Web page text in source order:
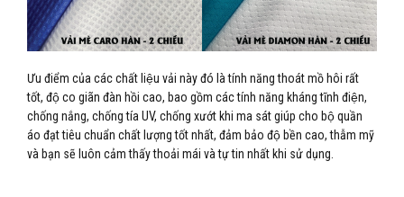
Ưu điểm của các chất liệu vải này đó là tính năng thoát mồ hôi rất
tốt, độ co giãn đàn hồi cao, bao gồm các tính năng kháng tĩnh điện,
chống nắng, chống tía UV, chống xướt khi ma sát giúp cho bộ quần
áo đạt tiêu chuẩn chất lượng tốt nhất, đảm bảo độ bền cao, thẫm mỹ
và bạn sẽ luôn cảm thấy thoải mái và tự tin nhất khi sử dụng.